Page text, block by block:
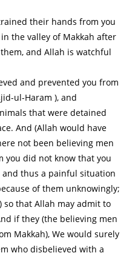
their hands from you
the valley of Makkah after
and Allah is watchful
and prevented you from
ul-Haram ), and
that were detained
And (Allah would have
not been believing men
you did not know that you
thus a painful situation
of them unknowingly;
so that Allah may admit to
if they (the believing men
Makkah), We would surely
who disbelieved with a